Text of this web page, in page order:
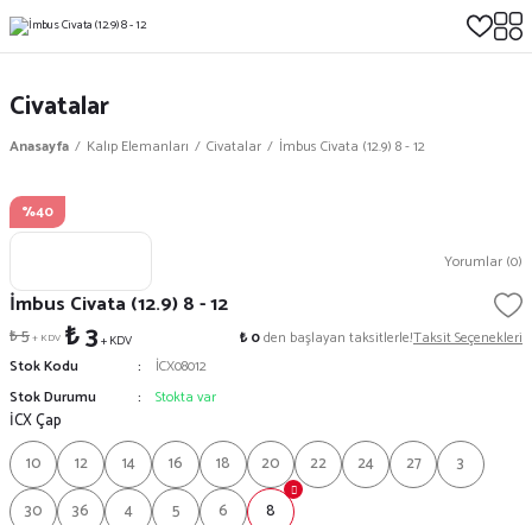
Civatalar
Anasayfa Kalıp Elemanları Civatalar İmbus Civata (12.9) 8 - 12
%40
Yorumlar (0)
İmbus Civata (12.9) 8 - 12
₺ 5+ KDV ₺ 3+ KDV ₺ 0den başlayan taksitlerle!Taksit Seçenekleri
Stok Kodu
İCX08012
Stok Durumu
Stokta var
İCX Çap
10
12 14 16 18 20 22 24 27
3
30
36 4 5 6
8